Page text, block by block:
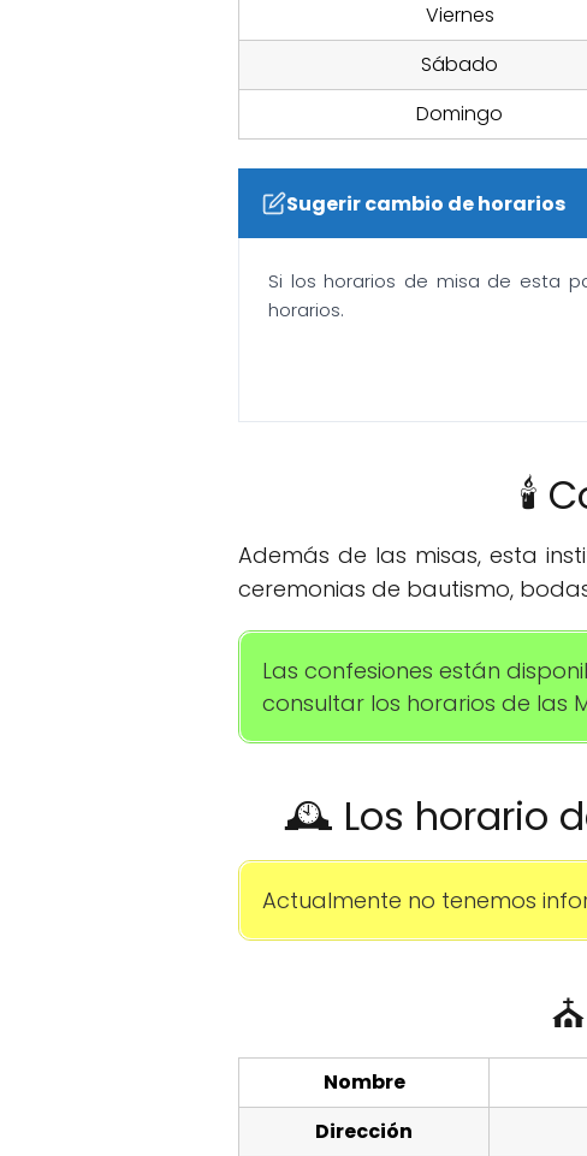
Viernes
Sábado
Domingo
Sugerir cambio de horarios
Si los horarios de misa de esta
horarios.
🕯️
Además de las misas, esta
ceremonias de bautismo,
Las confesiones están
consultar los horarios de las
🕰️ Los horario
Actualmente no tenemos
Nombre
Dirección